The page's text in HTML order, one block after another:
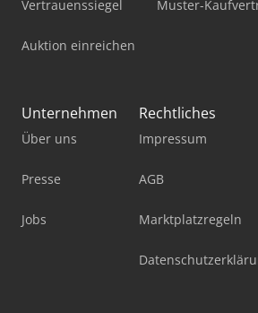
Vertrauenssiegel
Auktion einreichen
Muster-
Unternehmen
Über uns
Presse
Jobs
Rechtliches
Impressum
AGB
Marktplatzregeln